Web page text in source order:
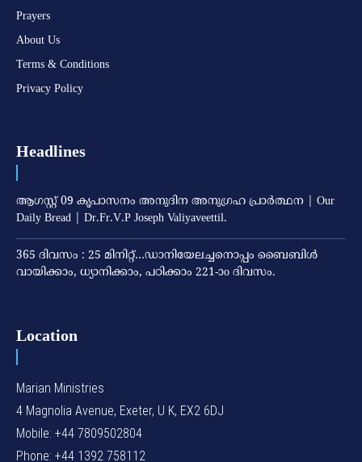
Prayers
About Us
Terms & Conditions
Privacy Policy
Headlines
ആഗസ്റ്റ് 09 കൃപാസനം അനുദിന അനുഗ്രഹ പ്രാർത്ഥന | Our
Daily Bread | Dr.Fr.V.P Joseph Valiyaveettil.
365 ദിവസം : 25 മിനിറ്റ്…ഡാനിയേലച്ചനൊപ്പം ബൈബിൾ
വായിക്കാം, ധ്യാനിക്കാം, പഠിക്കാം 221-ാo ദിവസം.
Location
Marian Ministries
4 Magnolia Avenue, Exeter, U K, EX2 6DJ
Mobile: +44 7809502804
Phone: +44 1392 758112